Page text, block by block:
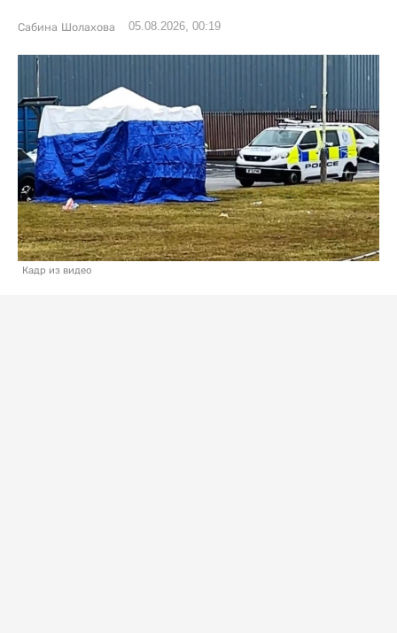
Сабина Шолахова 05.08.2026, 00:19
Кадр из видео